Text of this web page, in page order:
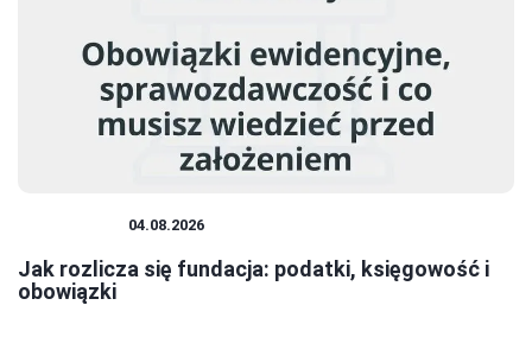
04.08.2026
Jak rozlicza się fundacja: podatki, księgowość i
obowiązki